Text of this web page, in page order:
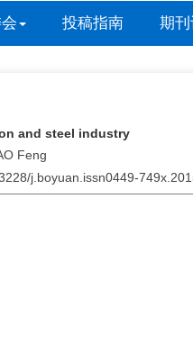
投稿指南 期
and steel industry
Feng
j.boyuan.issn0449-